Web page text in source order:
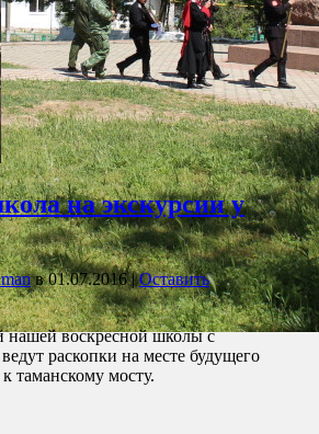
на экскурсии у
в01.07.2016|Оставить
нашей воскресной школы с
раскопки на месте будущего
таманскому мосту.